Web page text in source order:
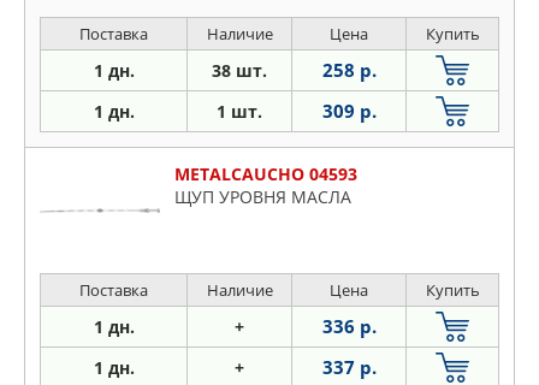
Поставка Наличие Цена Купить
1 дн. 38 шт. 258 р.
1 дн. 1 шт. 309 р.
METALCAUCHO 04593
ЩУП УРОВНЯ МАСЛА
Поставка Наличие Цена Купить
1 дн. + 336 р.
1 дн. + 337 р.